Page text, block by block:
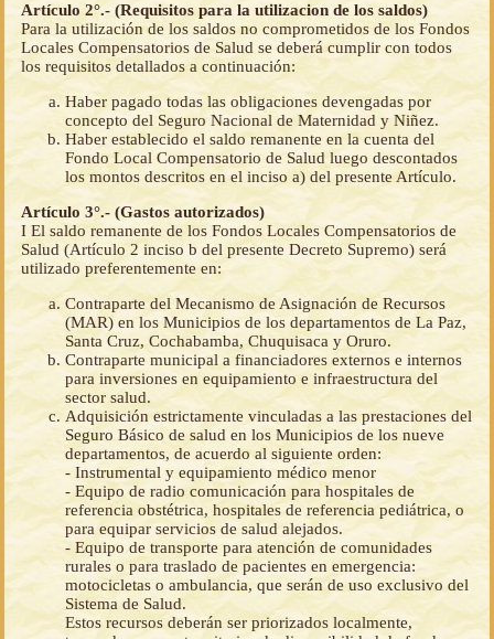
Artículo 2°.- (Requisitos para la utilizacion de los saldos)
Para la utilización de los saldos no comprometidos de los Fondos
Locales Compensatorios de Salud se deberá cumplir con todos
los requisitos detallados a continuación:
Haber pagado todas las obligaciones devengadas por
concepto del Seguro Nacional de Maternidad y Niñez.
Haber establecido el saldo remanente en la cuenta del
Fondo Local Compensatorio de Salud luego descontados
los montos descritos en el inciso a) del presente Artículo.
Artículo 3°.- (Gastos autorizados)
I El saldo remanente de los Fondos Locales Compensatorios de
Salud (Artículo 2 inciso b del presente Decreto Supremo) será
utilizado preferentemente en:
Contraparte del Mecanismo de Asignación de Recursos
(MAR) en los Municipios de los departamentos de La Paz,
Santa Cruz, Cochabamba, Chuquisaca y Oruro.
Contraparte municipal a financiadores externos e internos
para inversiones en equipamiento e infraestructura del
sector salud.
Adquisición estrictamente vinculadas a las prestaciones del
Seguro Básico de salud en los Municipios de los nueve
departamentos, de acuerdo al siguiente orden:
- Instrumental y equipamiento médico menor
- Equipo de radio comunicación para hospitales de
referencia obstétrica, hospitales de referencia pediátrica, o
para equipar servicios de salud alejados.
- Equipo de transporte para atención de comunidades
rurales o para traslado de pacientes en emergencia:
motocicletas o ambulancia, que serán de uso exclusivo del
Sistema de Salud.
Estos recursos deberán ser priorizados localmente,